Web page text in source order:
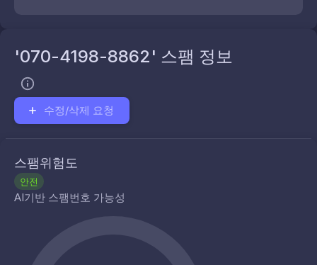
'070-4198-8862' 스팸 정보
수정/삭제 요청
스팸위험도
안전
AI기반 스팸번호 가능성